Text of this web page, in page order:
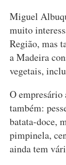
Miguel
muito
Região, mas
a Madeira
vegetais,
O
também:
batata-doce,
pimpinela,
ainda tem